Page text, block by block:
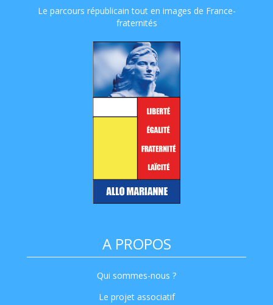
Le parcours républicain tout en images de France-
fraternités
A PROPOS
Qui sommes-nous ?
Le projet associatif